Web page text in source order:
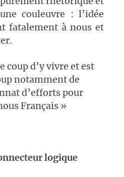
couleuvre : l’idée
fatalement à nous et
coup d’y vivre et est
notamment de
d’efforts pour
Français »
logique